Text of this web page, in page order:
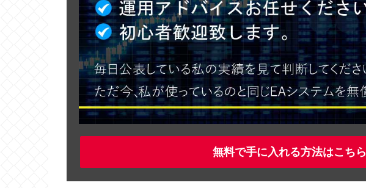
無料で手に入れる方法はこちら